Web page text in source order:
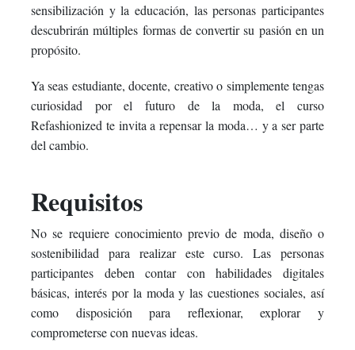
sensibilización y la educación, las personas participantes
descubrirán múltiples formas de convertir su pasión en un
propósito.
Ya seas estudiante, docente, creativo o simplemente tengas
curiosidad por el futuro de la moda, el curso
Refashionized te invita a repensar la moda… y a ser parte
del cambio.
Requisitos
No se requiere conocimiento previo de moda, diseño o
sostenibilidad para realizar este curso. Las personas
participantes deben contar con habilidades digitales
básicas, interés por la moda y las cuestiones sociales, así
como disposición para reflexionar, explorar y
comprometerse con nuevas ideas.